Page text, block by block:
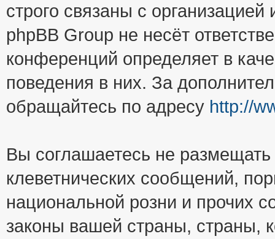
строго связаны с
phpBB Group не несёт
конференций определяет в
поведения в них. За
обращайтесь по адресу http://
Вы соглашаетесь не
клеветнических сообщений,
национальной розни и прочих
законы вашей страны, страны,